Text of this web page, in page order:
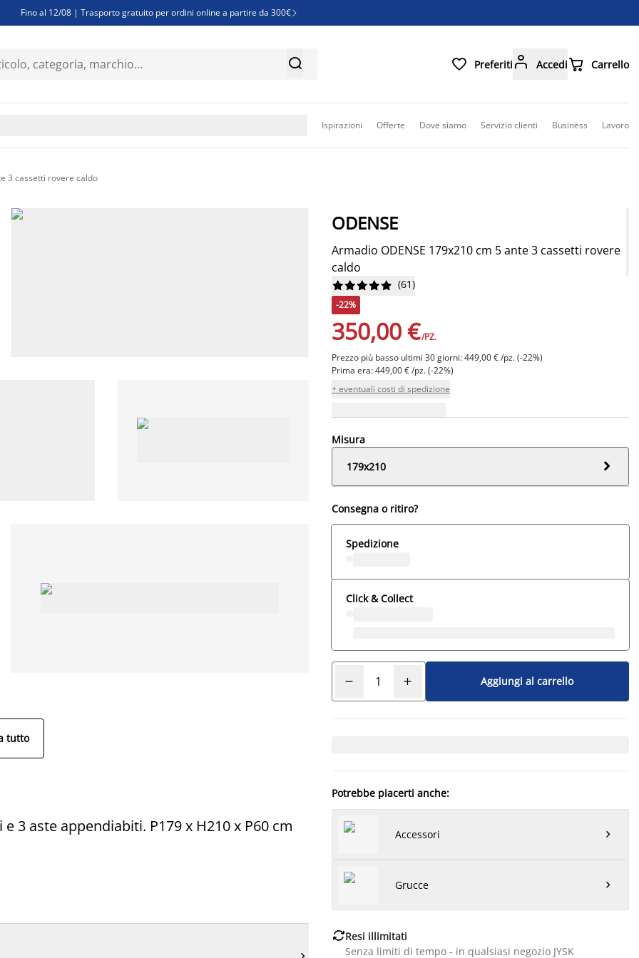
Fino al 12/08 | Trasporto gratuito per ordini online a partire da 300€ 
Finanziamenti - Scegli il piano di rimborso più adatto a te   Preferiti  Accedi Carrello
Ispirazioni Offerte Dove siamo Servizio clienti Business Lavoro
3 cassetti rovere caldo
tutto
3 aste appendiabiti. P179 x H210 x P60 cm
ODENSE
Armadio ODENSE 179x210 cm 5 ante 3 cassetti rovere
caldo





 (61)
-22%
350,00 €/PZ.
Prezzo più basso ultimi 30 giorni: 449,00 € /pz. (-22%)
Prima era: 449,00 € /pz. (-22%)
+ eventuali costi di spedizione
Misura
179x210

Consegna o ritiro?
Spedizione
Click & Collect
Aggiungi al carrello
Potrebbe piacerti anche:
Accessori 
Grucce 
Resi illimitati
Senza limiti di tempo - in qualsiasi negozio JYSK